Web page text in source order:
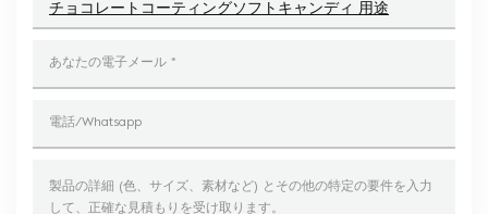
チョコレートコーティングソフトキャンディ 用途